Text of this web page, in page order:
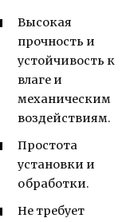
Высокая
прочность и
устойчивость к
влаге и
механическим
воздействиям.
Простота
установки и
обработки.
Не требует